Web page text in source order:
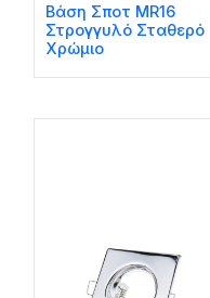
Βάση Σποτ MR16
Στρογγυλό Σταθερό
Χρώμιο